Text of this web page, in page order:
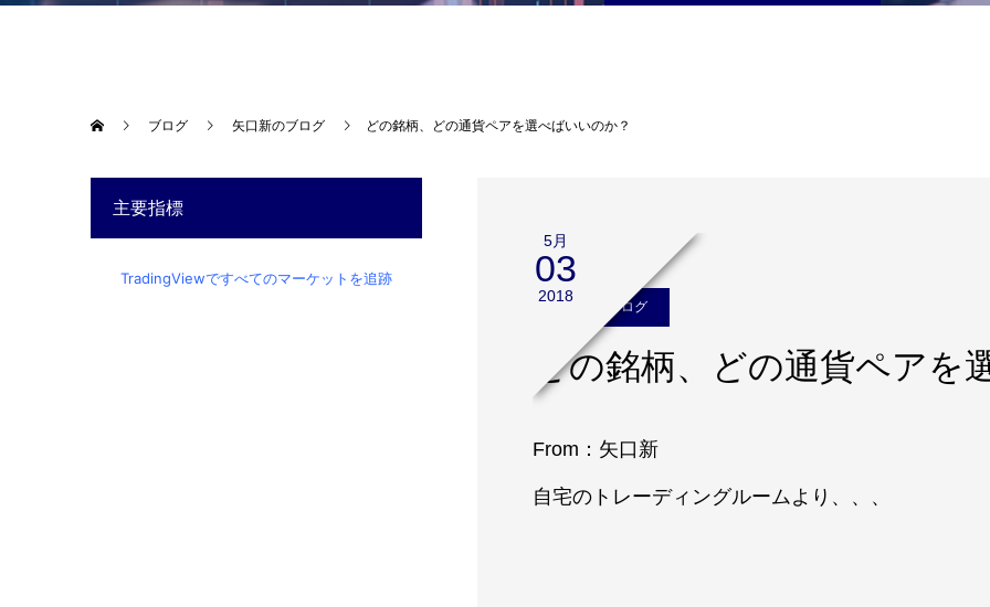
ブログ 矢口新のブログ どの銘柄、どの通貨ペアを選べばいいのか？
5月
03
2018
矢口新のブログ
どの銘柄、どの通貨ペアを
From：矢口新
自宅のトレーディングルームより、、、
主要指標
TradingViewですべてのマーケットを追跡